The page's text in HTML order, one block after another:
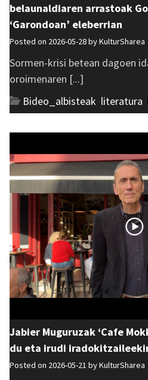
belaunaldiaren arrastoak
‘Garondoan’ eleberrian
Posted on 2026-05-28 byKulturSharea
Sormen-krisi betean dagoen
oroimenaren [...]
Bideo_albisteak literatura
Jabier Muguruzak ‘Cafe
du eta irudi
Posted on 2026-05-21 byKulturSharea